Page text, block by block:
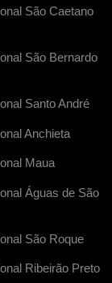
São Caetano
São Bernardo
Santo André
Anchieta
Maua
Águas de São
São Roque
Ribeirão Preto